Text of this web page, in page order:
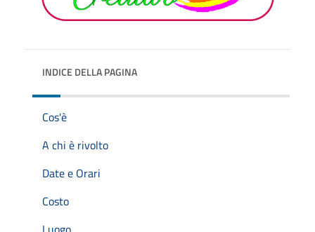
INDICE DELLA PAGINA
Cos'è
A chi è rivolto
Date e Orari
Costo